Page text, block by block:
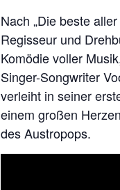
Nach „Die beste
Regisseur und
Komödie voller
Singer-Songwriter
verleiht in seiner
einem großen
des Austropops.